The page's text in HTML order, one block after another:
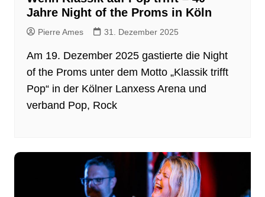
Jahre Night of the Proms in Köln
Pierre Ames 31. Dezember 2025
Am 19. Dezember 2025 gastierte die Night
of the Proms unter dem Motto „Klassik trifft
Pop“ in der Kölner Lanxess Arena und
verband Pop, Rock